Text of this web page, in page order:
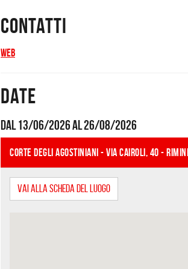
Contatti
Web
Date
Dal 13/06/2026 al 26/08/2026
CORTE DEGLI AGOSTINIANI - Via Cairoli, 40 - Rimini
Vai alla scheda del luogo